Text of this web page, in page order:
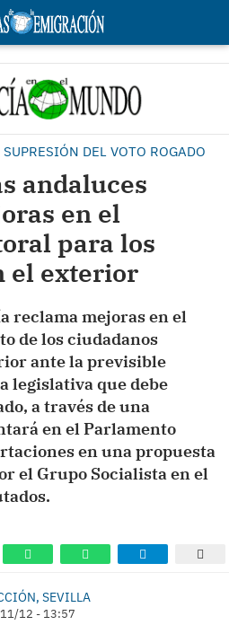
DEL VOTO ROGADO
andaluces
en el
para los
el exterior
reclama mejoras en el
de los ciudadanos
ante la previsible
legislativa que debe
a través de una
en el Parlamento
en una propuesta
el Grupo Socialista en el
SEVILLA
12 - 13:57